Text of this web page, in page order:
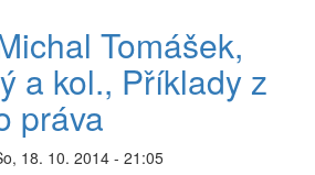
Tomášek,
a kol., Příklady z
práva
18. 10. 2014 - 21:05